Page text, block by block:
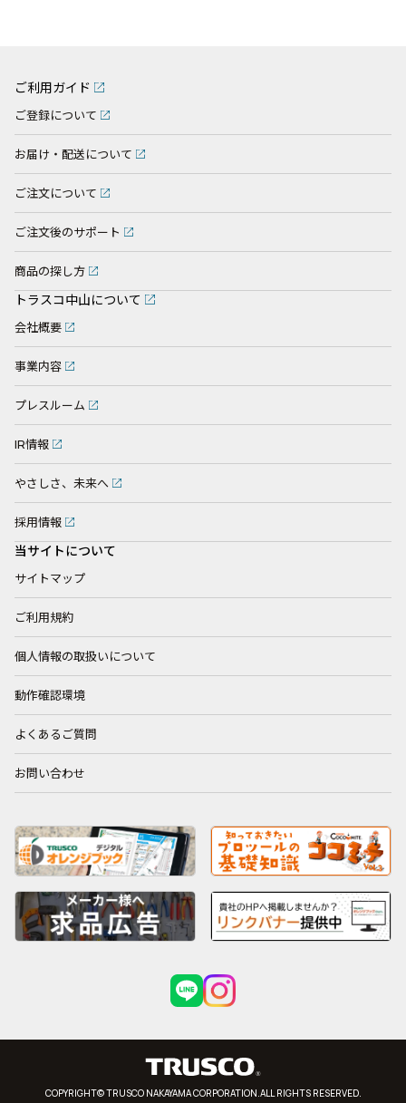
ご利用ガイド
ご登録について
お届け・配送について
ご注文について
ご注文後のサポート
商品の探し方
トラスコ中山について
会社概要
事業内容
プレスルーム
IR情報
やさしさ、未来へ
採用情報
当サイトについて
サイトマップ
ご利用規約
個人情報の取扱いについて
動作確認環境
よくあるご質問
お問い合わせ
COPYRIGHT© TRUSCO NAKAYAMA CORPORATION.ALL RIGHTS RESERVED.